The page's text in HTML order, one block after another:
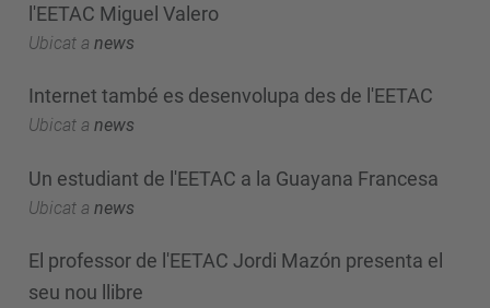
l'EETAC Miguel Valero
Ubicat a news
Internet també es desenvolupa des de l'EETAC
Ubicat a news
Un estudiant de l'EETAC a la Guayana Francesa
Ubicat a news
El professor de l'EETAC Jordi Mazón presenta el
seu nou llibre